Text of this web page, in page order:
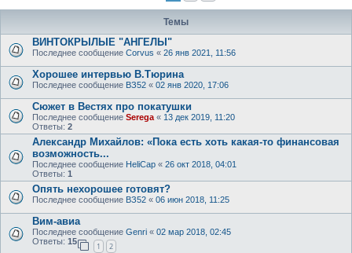
Темы
ВИНТОКРЫЛЫЕ "АНГЕЛЫ"
Последнее сообщение Corvus « 26 янв 2021, 11:56
Хорошее интервью В.Тюрина
Последнее сообщение ВЗ52 « 02 янв 2020, 17:06
Сюжет в Вестях про покатушки
Последнее сообщение Serega « 13 дек 2019, 11:20
Ответы: 2
Александр Михайлов: «Пока есть хоть какая-то финансовая
возможность...
Последнее сообщение HeliCap « 26 окт 2018, 04:01
Ответы: 1
Опять нехорошее готовят?
Последнее сообщение ВЗ52 « 06 июн 2018, 11:25
Вим-авиа
Последнее сообщение Genri « 02 мар 2018, 02:45
Ответы: 15
1 2